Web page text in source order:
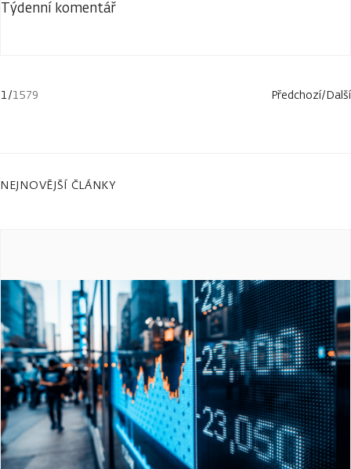
Týdenní komentář
1/1579 Předchozí/Další
NEJNOVĚJŠÍ ČLÁNKY